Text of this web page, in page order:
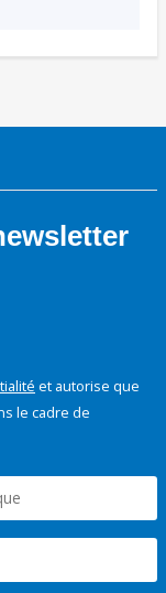
et autorise que
le cadre de